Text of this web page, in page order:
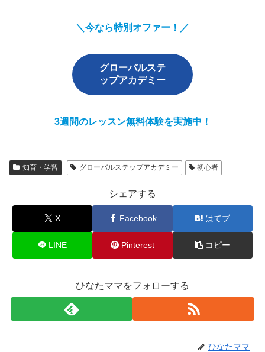
＼今なら特別オファー！／
グローバルステ
ップアカデミー
3週間のレッスン無料体験を実施中！
知育・学習 グローバルステップアカデミー 初心者
シェアする
X Facebook はてブ
LINE Pinterest コピー
ひなたママをフォローする
ひなたママ